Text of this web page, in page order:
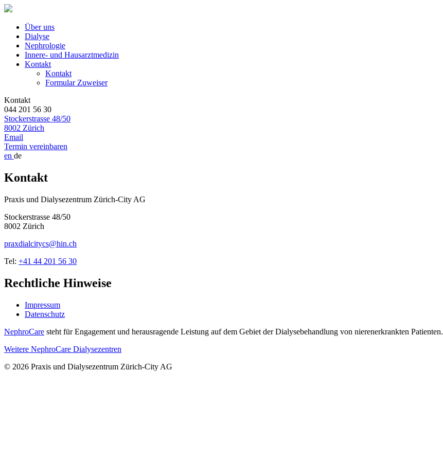
Über uns
Dialyse
Nephrologie
Innere- und Hausarztmedizin
Kontakt
Kontakt
Formular Zuweiser
Kontakt
044 201 56 30
Stockerstrasse 48/50
8002 Zürich
Email
Termin vereinbaren
en de
Kontakt
Praxis und Dialysezentrum Zürich-City AG
Stockerstrasse 48/50
8002 Zürich
praxdialcitycs@hin.ch
Tel: +41 44 201 56 30
Rechtliche Hinweise
Impressum
Datenschutz
NephroCare steht für Engagement und herausragende Leistung auf dem Gebiet der Dialysebehandlung von nierenerkrankten Patienten.
Weitere NephroCare Dialysezentren
© 2026 Praxis und Dialysezentrum Zürich-City AG